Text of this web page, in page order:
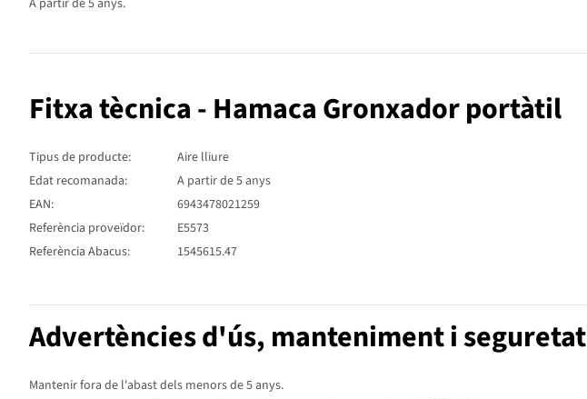
Fitxa tècnica - Hamaca Gronxador portàtil
Tipus de producte:
Aire lliure
Edat recomanada:
A partir de 5 anys
EAN:
6943478021259
Referència proveïdor:
E5573
Referència Abacus:
1545615.47
Advertències d'ús, manteniment i seguretat
Mantenir fora de l'abast dels menors de 5 anys.